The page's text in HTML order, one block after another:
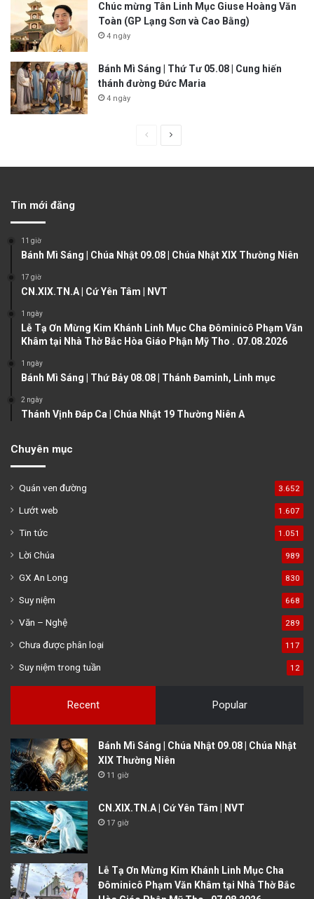
Chúc mừng Tân Linh Mục Giuse Hoàng Văn
Toàn (GP Lạng Sơn và Cao Bằng)
4 ngày
Bánh Mì Sáng | Thứ Tư 05.08 | Cung hiến
thánh đường Đức Maria
4 ngày
u
p
g
g
Tin mới đăng
11 giờ
Bánh Mì Sáng | Chúa Nhật 09.08 | Chúa Nhật XIX Thường Niên
17 giờ
CN.XIX.TN.A | Cứ Yên Tâm | NVT
1 ngày
Lễ Tạ Ơn Mừng Kim Khánh Linh Mục Cha Đôminicô Phạm Văn
Khâm tại Nhà Thờ Bắc Hòa Giáo Phận Mỹ Tho . 07.08.2026
1 ngày
Bánh Mì Sáng | Thứ Bảy 08.08 | Thánh Đaminh, Linh mục
2 ngày
Thánh Vịnh Đáp Ca | Chúa Nhật 19 Thường Niên A
Chuyên mục
Quán ven đường 3.652
Lướt web 1.607
Tin tức 1.051
Lời Chúa 989
GX An Long 830
Suy niệm 668
Văn – Nghệ 289
Chưa được phân loại 117
Suy niệm trong tuần 12
Recent Popular
Bánh Mì Sáng | Chúa Nhật 09.08 | Chúa Nhật
XIX Thường Niên
11 giờ
CN.XIX.TN.A | Cứ Yên Tâm | NVT
17 giờ
Lễ Tạ Ơn Mừng Kim Khánh Linh Mục Cha
Đôminicô Phạm Văn Khâm tại Nhà Thờ Bắc